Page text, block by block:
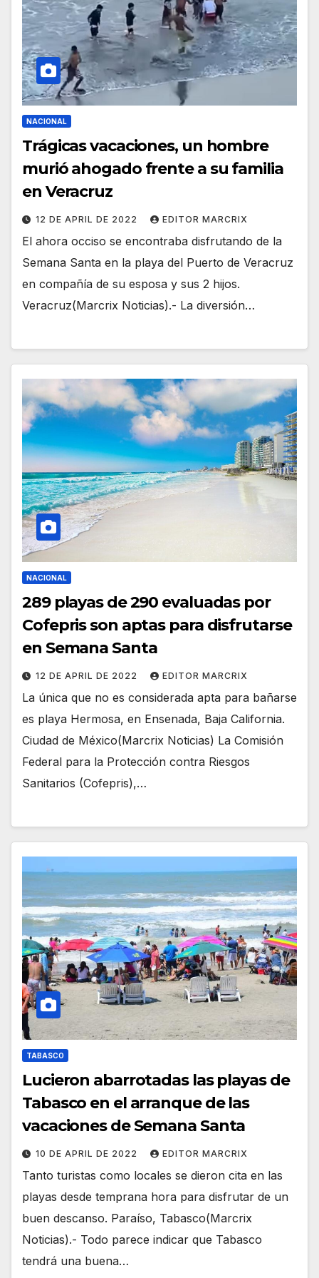
NACIONAL
Trágicas vacaciones, un hombre
murió ahogado frente a su familia
en Veracruz
12 DE APRIL DE 2022 EDITOR MARCRIX
El ahora occiso se encontraba disfrutando de la
Semana Santa en la playa del Puerto de Veracruz
en compañía de su esposa y sus 2 hijos.
Veracruz(Marcrix Noticias).- La diversión…
NACIONAL
289 playas de 290 evaluadas por
Cofepris son aptas para disfrutarse
en Semana Santa
12 DE APRIL DE 2022 EDITOR MARCRIX
La única que no es considerada apta para bañarse
es playa Hermosa, en Ensenada, Baja California.
Ciudad de México(Marcrix Noticias) La Comisión
Federal para la Protección contra Riesgos
Sanitarios (Cofepris),…
TABASCO
Lucieron abarrotadas las playas de
Tabasco en el arranque de las
vacaciones de Semana Santa
10 DE APRIL DE 2022 EDITOR MARCRIX
Tanto turistas como locales se dieron cita en las
playas desde temprana hora para disfrutar de un
buen descanso. Paraíso, Tabasco(Marcrix
Noticias).- Todo parece indicar que Tabasco
tendrá una buena…